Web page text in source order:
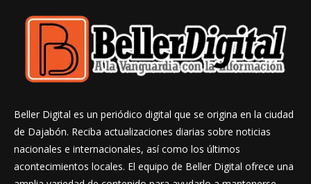
Beller Digital es un periódico digital que se origina en la ciudad
de Dajabón. Reciba actualizaciones diarias sobre noticias
nacionales e internacionales, así como los últimos
acontecimientos locales. El equipo de Beller Digital ofrece una